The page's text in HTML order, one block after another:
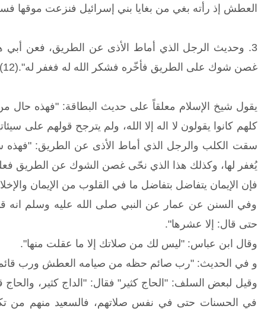
العطش إذ رأته بغي من بغايا بني إسرائيل فنزعت موقها
3. وحديث الرجل الذي أماط الأذى عن الطريق، فعن
غصن شوك على الطريق فأخّره فشكر الله له فغفر له".(12)
يقول شيخ الإسلام معلقاً على حديث البطاقة: "فهذه حال من
سقت الكلب والرجل الذي أماط الأذى عن الطريق: "فهذه
يُغفر لها، وكذلك هذا الذي نحّى غصن الشوك عن الطريق
فإن الإيمان يتفاضل بتفاضل ما في القلوب من الإيمان والإخلاص"(14). والإخلاص رتبة الثلاثة
وفي السنن عن عمار عن النبي صلى الله عليه وسلم انه قال:
حتى قال: إلا عشرها".
وقال ابن عباس: "ليس لك من صلاتك إلا ما عقلت منها".
و في الحديث: "رب صائم حظه من صيامه العطش ورب
في الحسنات حتى في نفس صلاتهم، فالسعيد منهم من